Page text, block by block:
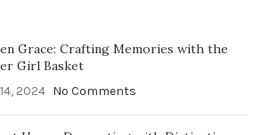
Grace: Crafting Memories with the
Girl Basket
2024 No Comments